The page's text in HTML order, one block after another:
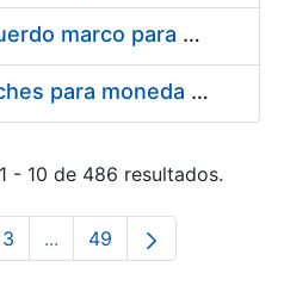
Contratación de acuerdo marco para el Suministro de Material de Electricidad para la Fábrica Nacional de Moneda y Timbre-Real Casa de la Moneda en su centro de trabajo de Burgos
Suministro de estuches para moneda de 30 €
- 10 de 486 resultados.
Página
3 ...Páginas intermedias Use
Página
49